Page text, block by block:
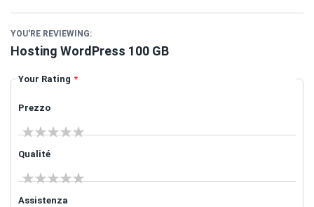
YOU'RE REVIEWING:
Hosting WordPress 100 GB
Your Rating
Prezzo
1 star2 stars
3 stars
4 stars5 stars
Qualité
1 star2 stars
3 stars
4 stars5 stars
Assistenza